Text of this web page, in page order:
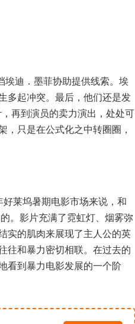
迪．墨菲协助提供线索。埃
多起冲突。最后，他们还是发
再到演员的卖力演出，处处可
，只是在公式化之中转圈圈，
莱坞暑期电影市场来说，和
。影片充满了霓虹灯、烟雾弥
实的肌肉来展现了主人公的英
往和暴力密切相联。在过去的
看到暴力电影发展的一个阶